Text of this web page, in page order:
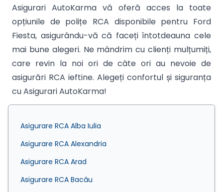
Asigurari AutoKarma vă oferă acces la toate
opțiunile de polițe RCA disponibile pentru Ford
Fiesta, asigurându-vă că faceți întotdeauna cele
mai bune alegeri. Ne mândrim cu clienți mulțumiți,
care revin la noi ori de câte ori au nevoie de
asigurări RCA ieftine. Alegeți confortul și siguranța
cu Asigurari AutoKarma!
Asigurare RCA Alba Iulia
Asigurare RCA Alexandria
Asigurare RCA Arad
Asigurare RCA Bacău